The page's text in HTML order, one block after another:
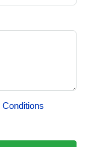
Conditions